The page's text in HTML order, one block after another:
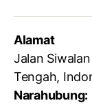
Alamat
Jalan
Tengah,
Narahubung: